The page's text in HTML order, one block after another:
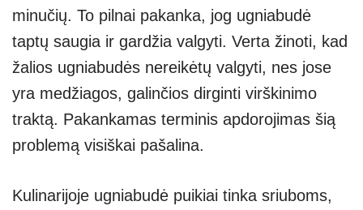
minučių. To pilnai pakanka, jog ugniabudė
taptų saugia ir gardžia valgyti. Verta žinoti, kad
žalios ugniabudės nereikėtų valgyti, nes jose
yra medžiagos, galinčios dirginti virškinimo
traktą. Pakankamas terminis apdorojimas šią
problemą visiškai pašalina.
Kulinarijoje ugniabudė puikiai tinka sriuboms,